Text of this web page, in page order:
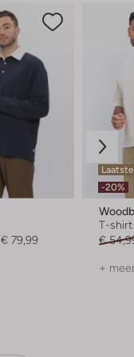
€ 79,99
-20%
T-shirt
€
+